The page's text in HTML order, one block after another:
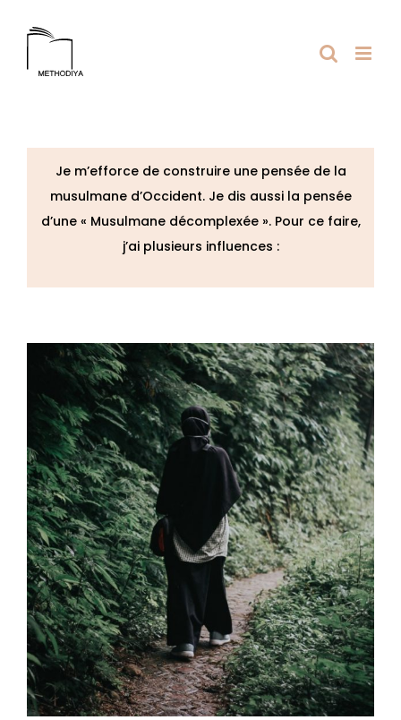
Je m’efforce de construire une pensée de la
musulmane d’Occident. Je dis aussi la pensée
d’une « Musulmane décomplexée ». Pour ce faire,
j’ai plusieurs influences :